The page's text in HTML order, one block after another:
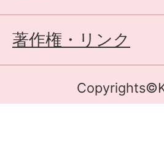
著作権・リンク